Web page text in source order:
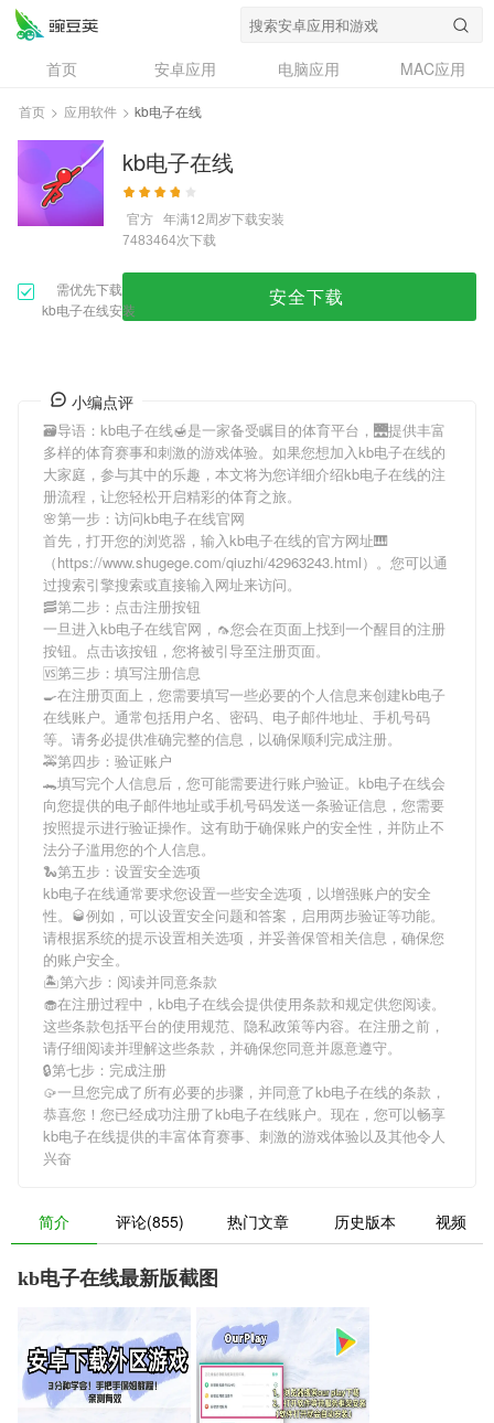
首页 安卓应用 电脑应用
MAC应用
资讯
专题
首页 > 应用软件 > kb电子在线
kb电子在线
官方 年满12周岁下载安装
7483464次下载
需优先下载
kb电子在线安装
安全下载
小编点评
🗃导语： kb电子在线🍯是一家备受瞩目的体育平台，🌉提供丰富
多样的体育赛事和刺激的游戏体验。如果您想加入kb电子在线的
大家庭，参与其中的乐趣，本文将为您详细介绍kb电子在线的注
册流程，让您轻松开启精彩的体育之旅。
🌸第一步：访问kb电子在线官网
首先，打开您的浏览器，输入kb电子在线的官方网址🎹
（https://www.shugege.com/qiuzhi/42963243.html）。您可以通
过搜索引擎搜索或直接输入网址来访问。
🥓第二步：点击注册按钮
一旦进入kb电子在线官网，🦟您会在页面上找到一个醒目的注册
按钮。点击该按钮，您将被引导至注册页面。
🆚第三步：填写注册信息
🍳在注册页面上，您需要填写一些必要的个人信息来创建kb电子
在线账户。通常包括用户名、密码、电子邮件地址、手机号码
等。请务必提供准确完整的信息，以确保顺利完成注册。
🚕第四步：验证账户
🐊填写完个人信息后，您可能需要进行账户验证。 kb电子在线会
向您提供的电子邮件地址或手机号码发送一条验证信息，您需要
按照提示进行验证操作。这有助于确保账户的安全性，并防止不
法分子滥用您的个人信息。
🐍第五步：设置安全选项
kb电子在线通常要求您设置一些安全选项，以增强账户的安全
性。🥃例如，可以设置安全问题和答案，启用两步验证等功能。
请根据系统的提示设置相关选项，并妥善保管相关信息，确保您
的账户安全。
🏝第六步：阅读并同意条款
🧁在注册过程中， kb电子在线会提供使用条款和规定供您阅读。
这些条款包括平台的使用规范、隐私政策等内容。在注册之前，
请仔细阅读并理解这些条款，并确保您同意并愿意遵守。
🔒第七步：完成注册
🥠一旦您完成了所有必要的步骤，并同意了kb电子在线的条款，
恭喜您！您已经成功注册了kb电子在线账户。现在，您可以畅享
kb电子在线提供的丰富体育赛事、刺激的游戏体验以及其他令人
兴奋
简介 评论(855) 热门文章 历史版本 视频
kb电子在线最新版截图